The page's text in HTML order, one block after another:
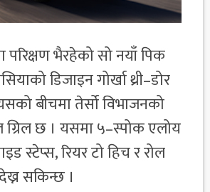
भैरहेको सो नयाँ पिक
डिजाइन गोर्खा थ्री–डोर
बीचमा तेर्सो विभाजनको
ग्रिल छ । यसमा ५–स्पोक एलोय
स्टेप्स, रियर टो हिच र रोल
सकिन्छ ।